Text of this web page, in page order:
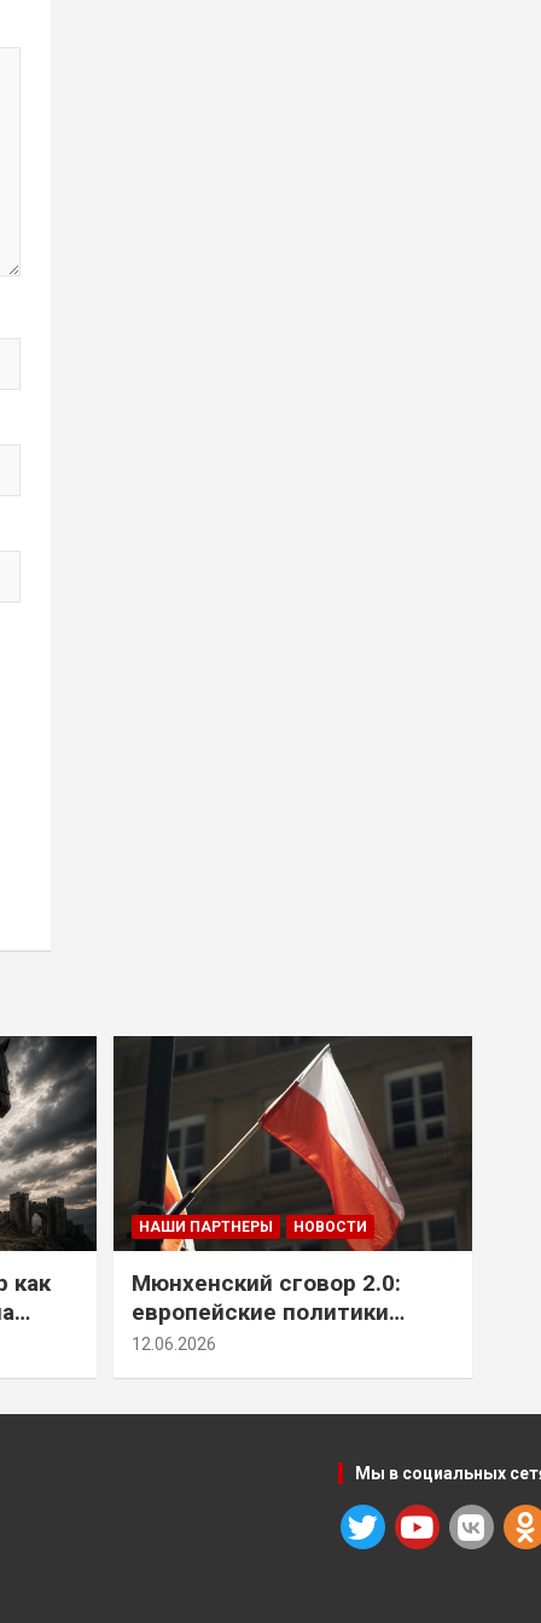
как
НАШИ ПАРТНЕРЫ НОВОСТИ
Мюнхенский сговор 2.0:
европейские политики
снова растят монстра у
12.06.2026
Мы в социальных